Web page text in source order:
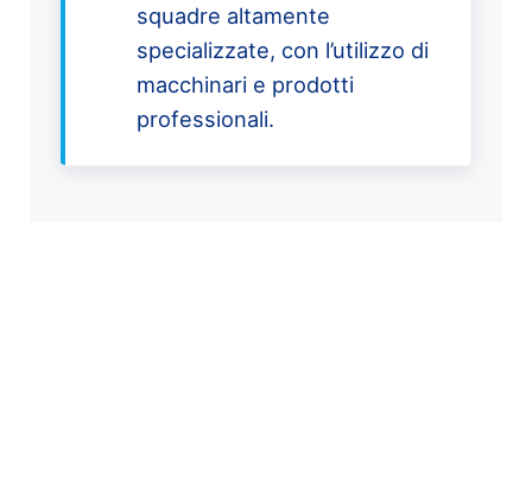
squadre altamente
specializzate, con l’utilizzo di
macchinari e prodotti
professionali.